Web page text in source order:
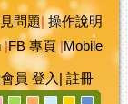
問題|操作說明
|FB 專頁|Mobile
員 登入 註冊